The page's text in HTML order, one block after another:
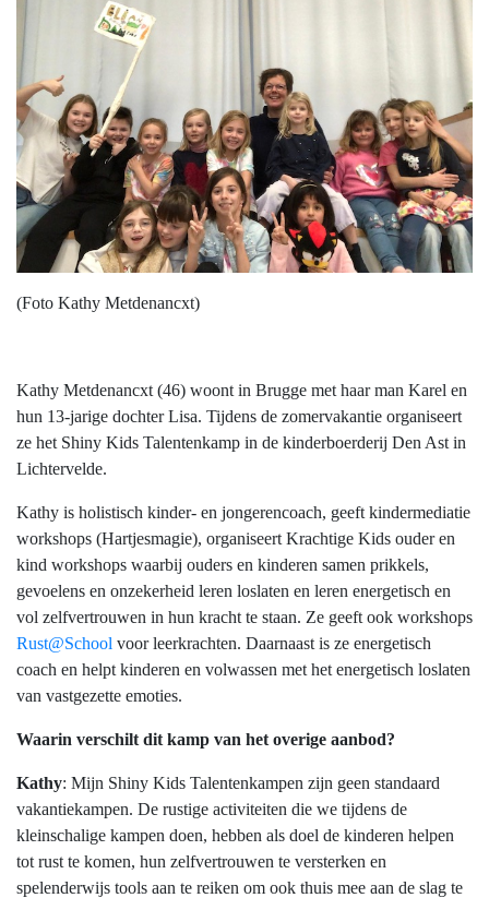
(Foto Kathy Metdenancxt)
Kathy Metdenancxt (46) woont in Brugge met haar man Karel en
hun 13-jarige dochter Lisa. Tijdens de zomervakantie organiseert
ze het Shiny Kids Talentenkamp in de kinderboerderij Den Ast in
Lichtervelde.
Kathy is holistisch kinder- en jongerencoach, geeft kindermediatie
workshops (Hartjesmagie), organiseert Krachtige Kids ouder en
kind workshops waarbij ouders en kinderen samen prikkels,
gevoelens en onzekerheid leren loslaten en leren energetisch en
vol zelfvertrouwen in hun kracht te staan. Ze geeft ook workshops
Rust@School voor leerkrachten. Daarnaast is ze energetisch
coach en helpt kinderen en volwassen met het energetisch loslaten
van vastgezette emoties.
Waarin verschilt dit kamp van het overige aanbod?
Kathy: Mijn Shiny Kids Talentenkampen zijn geen standaard
vakantiekampen. De rustige activiteiten die we tijdens de
kleinschalige kampen doen, hebben als doel de kinderen helpen
tot rust te komen, hun zelfvertrouwen te versterken en
spelenderwijs tools aan te reiken om ook thuis mee aan de slag te